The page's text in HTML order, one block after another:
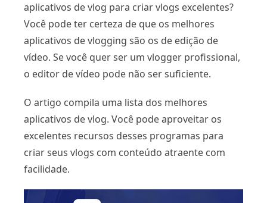
aplicativos de vlog para criar vlogs excelentes?
Você pode ter certeza de que os melhores
aplicativos de vlogging são os de edição de
vídeo. Se você quer ser um vlogger profissional,
o editor de vídeo pode não ser suficiente.
O artigo compila uma lista dos melhores
aplicativos de vlog. Você pode aproveitar os
excelentes recursos desses programas para
criar seus vlogs com conteúdo atraente com
facilidade.